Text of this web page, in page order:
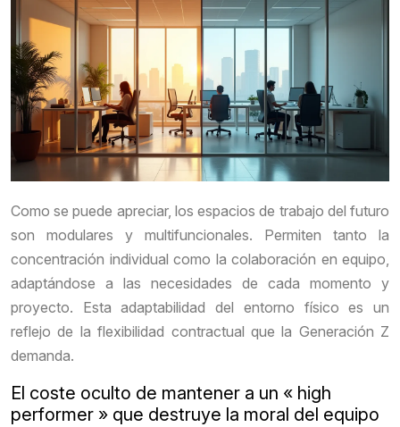
Como se puede apreciar, los espacios de trabajo del futuro
son modulares y multifuncionales. Permiten tanto la
concentración individual como la colaboración en equipo,
adaptándose a las necesidades de cada momento y
proyecto. Esta adaptabilidad del entorno físico es un
reflejo de la flexibilidad contractual que la Generación Z
demanda.
El coste oculto de mantener a un « high
performer » que destruye la moral del equipo